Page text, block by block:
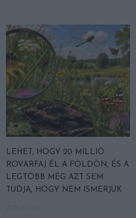
LEHET, HOGY 20 MILLIÓ
ROVARFAJ ÉL A FÖLDÖN, ÉS A
LEGTÖBB MÉG AZT SEM
TUDJA, HOGY NEM ISMERJÜK